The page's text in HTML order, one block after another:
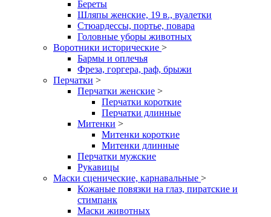
Береты
Шляпы женские, 19 в., вуалетки
Стюардессы, портье, повара
Головные уборы животных
Воротники исторические >
Бармы и оплечья
Фреза, горгера, раф, брыжи
Перчатки >
Перчатки женские >
Перчатки короткие
Перчатки длинные
Митенки >
Митенки короткие
Митенки длинные
Перчатки мужские
Рукавицы
Маски сценические, карнавальные >
Кожаные повязки на глаз, пиратские и
стимпанк
Маски животных